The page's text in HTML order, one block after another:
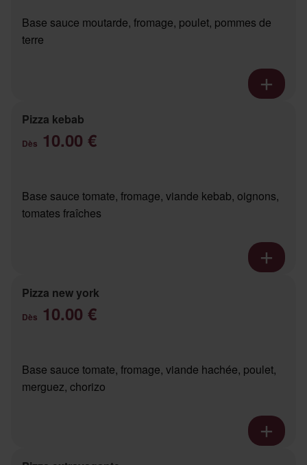
Base sauce moutarde, fromage, poulet, pommes de
terre
Pizza kebab
Dès 10.00 €
Base sauce tomate, fromage, viande kebab, oignons,
tomates fraîches
Pizza new york
Dès 10.00 €
Base sauce tomate, fromage, viande hachée, poulet,
merguez, chorizo